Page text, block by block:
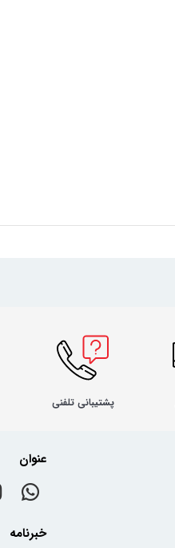
پشتیبانی تلفنی
عنوان
خبرنامه